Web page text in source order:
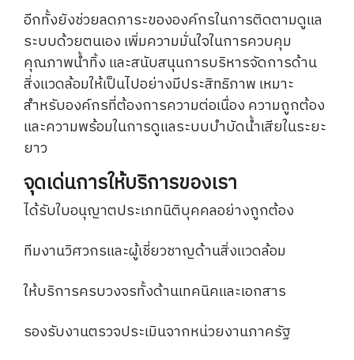
อีกทั้งยังช่วยลดภาระขององค์กรในการติดตามดูแล
ระบบด้วยตนเอง เพิ่มความมั่นใจในการควบคุม
คุณภาพน้ำทิ้ง และสนับสนุนการบริหารจัดการด้าน
สิ่งแวดล้อมให้เป็นไปอย่างมีประสิทธิภาพ เหมาะ
สำหรับองค์กรที่ต้องการความต่อเนื่อง ความถูกต้อง
และความพร้อมในการดูแลระบบบำบัดน้ำเสียในระยะ
ยาว
จุดเด่นการให้บริการของเรา
ได้รับใบอนุญาตประเภทนิติบุคคลอย่างถูกต้อง
ทีมงานวิศวกรและผู้เชี่ยวชาญด้านสิ่งแวดล้อม
ให้บริการครบวงจรทั้งด้านเทคนิคและเอกสาร
รองรับงานตรวจประเมินจากหน่วยงานภาครัฐ